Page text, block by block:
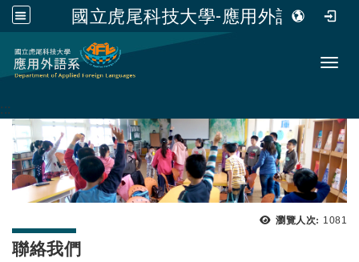
國立虎尾科技大學-應用外語系
跳到主要內容
:::
瀏覽人次: 瀏覽
1081
聯絡我們